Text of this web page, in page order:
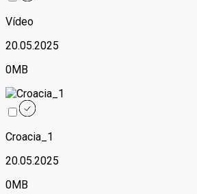
Vídeo
20.05.2025
0MB
Croacia_1
20.05.2025
0MB